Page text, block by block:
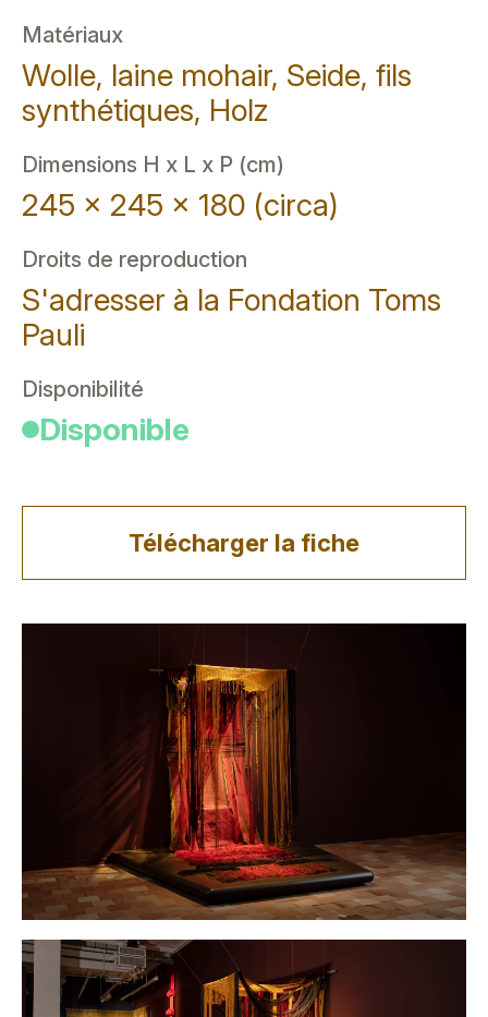
Matériaux
Wolle, laine mohair, Seide, fils
synthétiques, Holz
Dimensions H x L x P (cm)
245 x 245 x 180 (circa)
Droits de reproduction
S'adresser à la Fondation Toms
Pauli
Disponibilité
Disponible
Télécharger la fiche